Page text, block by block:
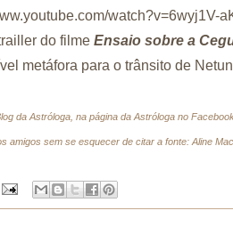
watch?v=6wyj1V-
do filme Ensaio sobre a
metáfora para o trânsito de
da Astróloga, na página da Astróloga no
amigos sem se esquecer de citar a fonte: Aline